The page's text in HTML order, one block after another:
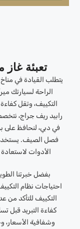
تعبئة
يتطلب القيادة في
الراحة لسيارتك
التكييف، وتقل
رابيد ريف جراج،
في دبي، لنحافظ على
فصل الصيف. يستخدم
الأدوات
بفضل خبرتنا
احتياجات نظام
التكييف للتأكد من
كفاءة التبريد قبل
وشفافية الأسعار،